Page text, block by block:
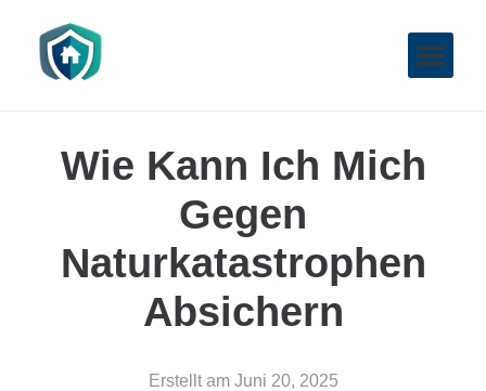
Wie Kann Ich Mich
Gegen
Naturkatastrophen
Absichern
Erstellt am Juni 20, 2025